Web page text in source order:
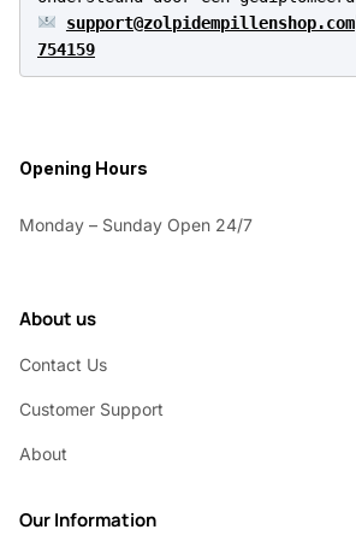
support@zolpidempillenshop.com
754159
Opening Hours
Monday – Sunday Open 24/7
About us
Contact Us
Customer Support
About
Our Information